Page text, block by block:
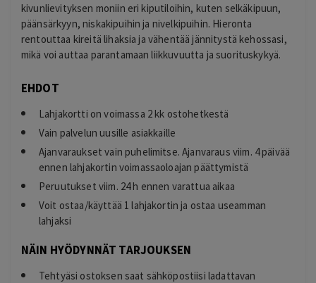
kivunlievityksen moniin eri kiputiloihin, kuten selkäkipuun,
päänsärkyyn, niskakipuihin ja nivelkipuihin. Hieronta
rentouttaa kireitä lihaksia ja vähentää jännitystä kehossasi,
mikä voi auttaa parantamaan liikkuvuutta ja suorituskykyä.
EHDOT
Lahjakortti on voimassa 2 kk ostohetkestä
Vain palvelun uusille asiakkaille
Ajanvaraukset vain puhelimitse. Ajanvaraus viim. 4 päivää
ennen lahjakortin voimassaoloajan päättymistä
Peruutukset viim. 24 h ennen varattua aikaa
Voit ostaa/käyttää 1 lahjakortin ja ostaa useamman
lahjaksi
NÄIN HYÖDYNNÄT TARJOUKSEN
Tehtyäsi ostoksen saat sähköpostiisi ladattavan